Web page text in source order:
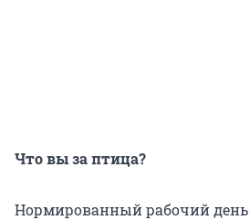
Что вы за птица?
Нормированный рабочий